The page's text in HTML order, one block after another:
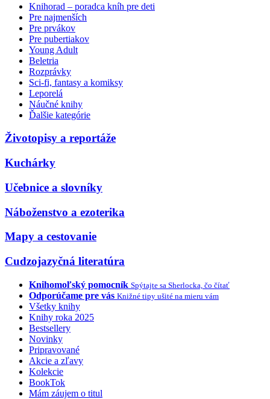
Knihorad – poradca kníh pre deti
Pre najmenších
Pre prvákov
Pre pubertiakov
Young Adult
Beletria
Rozprávky
Sci-fi, fantasy a komiksy
Leporelá
Náučné knihy
Ďalšie kategórie
Životopisy a reportáže
Kuchárky
Učebnice a slovníky
Náboženstvo a ezoterika
Mapy a cestovanie
Cudzojazyčná literatúra
Knihomoľský pomocník Spýtajte sa Sherlocka, čo čítať
Odporúčame pre vás Knižné tipy ušité na mieru vám
Všetky knihy
Knihy roka 2025
Bestsellery
Novinky
Pripravované
Akcie a zľavy
Kolekcie
BookTok
Mám záujem o titul